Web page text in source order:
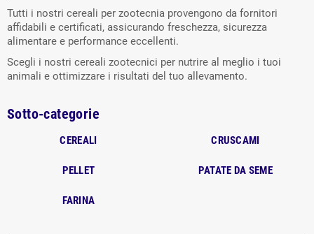
Tutti i nostri cereali per zootecnia provengono da fornitori
affidabili e certificati, assicurando freschezza, sicurezza
alimentare e performance eccellenti.
Scegli i nostri cereali zootecnici per nutrire al meglio i tuoi
animali e ottimizzare i risultati del tuo allevamento.
Sotto-categorie
CEREALI CRUSCAMI
PELLET PATATE DA SEME
FARINA